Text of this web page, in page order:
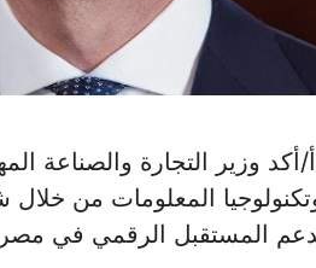
أ ش أ/أكد وزير التجارة
المعلومات من
بدعم المستقبل الرقمي في